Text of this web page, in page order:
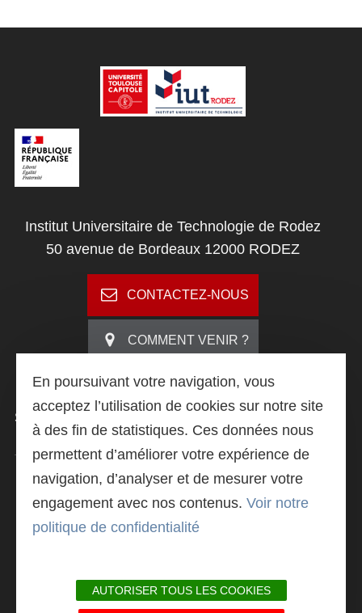
Institut Universitaire de Technologie de Rodez
50 avenue de Bordeaux 12000 RODEZ
CONTACTEZ-NOUS
COMMENT VENIR ?
SUIVEZ -NOUS
LIVRET DE PRÉSENTATION
En poursuivant votre navigation, vous
acceptez l’utilisation de cookies sur notre site
à des fin de statistiques. Ces données nous
permettent d’améliorer votre expérience de
navigation, d’analyser et de mesurer votre
engagement avec nos contenus. Voir notre
politique de confidentialité
AUTORISER TOUS LES COOKIES